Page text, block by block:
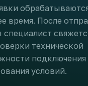
время. После
технической
подключения
условий.